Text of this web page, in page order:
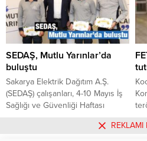
Değer Katanlar adı altında yapıldı.
13 Haziran Pazartesi saat.18.30 da
Darıca Adnan Menderes Kültür
Merkezinde başlayan geceye
katılım yoğundu. Toplam 30
Kategoride ödüller verildi. Bu
kategorilerin 20...
SEDAŞ, Mutlu Yarınlar’da
buluştu
Sakarya Elektrik Dağıtım A.Ş.
(SEDAŞ) çalışanları, 4-10 Mayıs İş
Sağlığı ve Güvenliği Haftası
Yarınlar” etkinliğinde bir arayaREKLAMI